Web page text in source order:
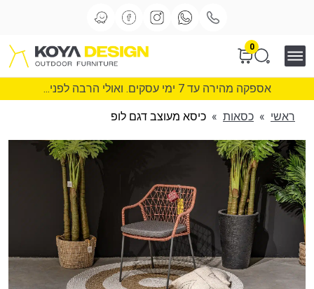
0
אספקה מהירה עד 7 ימי עסקים. ואולי הרבה לפני...
ראשי » כסאות » כיסא מעוצב דגם לופ